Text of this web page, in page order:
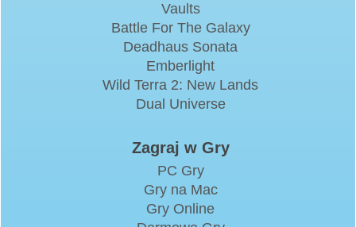
Vaults
Battle For The Galaxy
Deadhaus Sonata
Emberlight
Wild Terra 2: New Lands
Dual Universe
Zagraj w Gry
PC Gry
Gry na Mac
Gry Online